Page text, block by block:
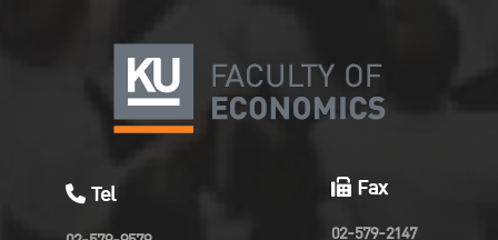
Tel Fax
02-579-2147